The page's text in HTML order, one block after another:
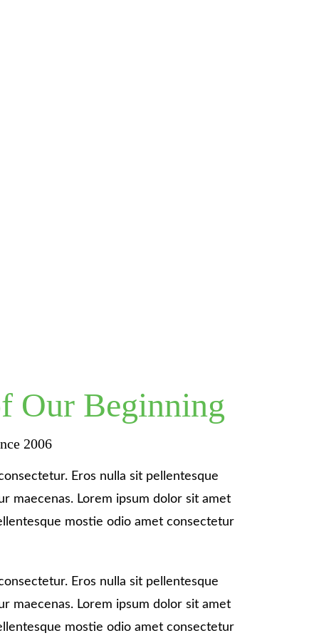
Our Beginning
2006
Eros nulla sit pellentesque
maecenas. Lorem ipsum dolor sit amet
mostie odio amet consectetur
Eros nulla sit pellentesque
maecenas. Lorem ipsum dolor sit amet
mostie odio amet consectetur